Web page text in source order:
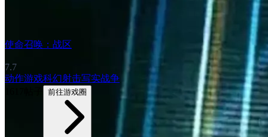
使命召唤：战区
7.7
动作游戏科幻射击写实战争
前往游戏圈